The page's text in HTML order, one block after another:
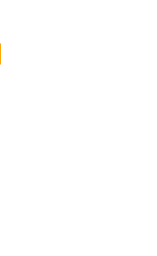
ein-/ausblenden